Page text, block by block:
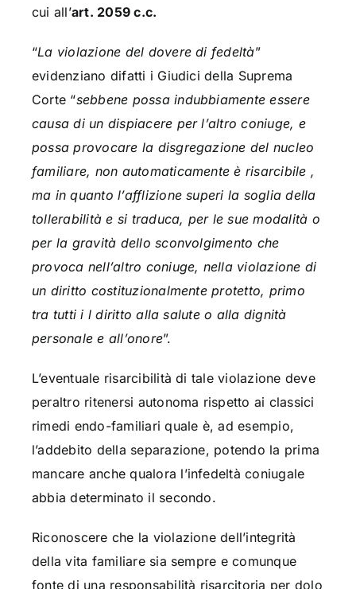
cui all’art. 2059 c.c.
“La violazione del dovere di fedeltà”
evidenziano difatti i Giudici della Suprema
Corte “sebbene possa indubbiamente essere
causa di un dispiacere per l’altro coniuge, e
possa provocare la disgregazione del nucleo
familiare, non automaticamente è risarcibile ,
ma in quanto l’afflizione superi la soglia della
tollerabilità e si traduca, per le sue modalità o
per la gravità dello sconvolgimento che
provoca nell’altro coniuge, nella violazione di
un diritto costituzionalmente protetto, primo
tra tutti i l diritto alla salute o alla dignità
personale e all’onore”.
L’eventuale risarcibilità di tale violazione deve
peraltro ritenersi autonoma rispetto ai classici
rimedi endo-familiari quale è, ad esempio,
l’addebito della separazione, potendo la prima
mancare anche qualora l’infedeltà coniugale
abbia determinato il secondo.
Riconoscere che la violazione dell’integrità
della vita familiare sia sempre e comunque
fonte di una responsabilità risarcitoria per dolo